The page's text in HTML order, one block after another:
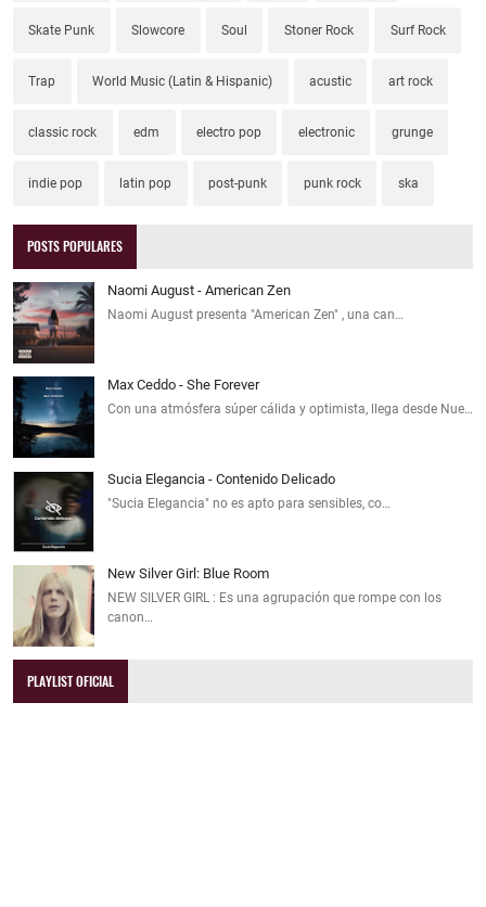
Skate Punk Slowcore Soul Stoner Rock Surf Rock
Trap World Music (Latin & Hispanic) acustic art rock
classic rock edm electro pop electronic grunge
indie pop latin pop post-punk punk rock ska
POSTS POPULARES
Naomi August - American Zen
Naomi August presenta "American Zen" , una can…
Max Ceddo - She Forever
Con una atmósfera súper cálida y optimista, llega desde Nue…
Sucia Elegancia - Contenido Delicado
"Sucia Elegancia" no es apto para sensibles, co…
New Silver Girl: Blue Room
NEW SILVER GIRL : Es una agrupación que rompe con los
canon…
PLAYLIST OFICIAL